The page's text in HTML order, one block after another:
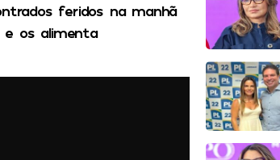
feridos na manhã
os alimenta